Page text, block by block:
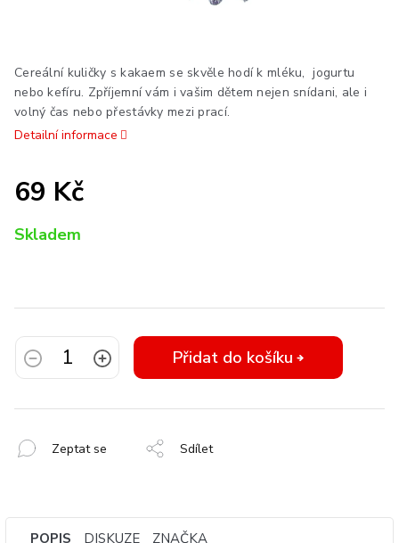
Cereální kuličky s kakaem se skvěle hodí k mléku, jogurtu
nebo kefíru. Zpříjemní vám i vašim dětem nejen snídani, ale i
volný čas nebo přestávky mezi prací.
Detailní informace
69 Kč
cena:
Skladem
Přidat do košíku
Zeptat se Sdílet
POPIS DISKUZE ZNAČKA